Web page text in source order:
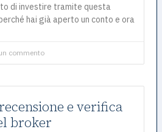
di investire tramite questa
hai già aperto un conto e ora
commento
e verifica
broker